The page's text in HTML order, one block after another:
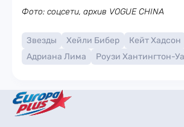
Фото: соцсети, архив VOGUE CHINA
Звезды Хейли Бибер
Кейт Хадсон
Адриана Лима
Роузи Хантингтон-